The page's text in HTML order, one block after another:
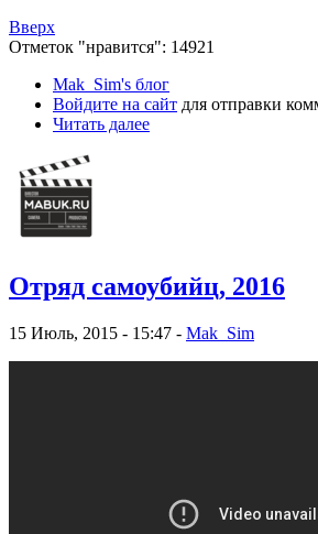
Вверх
Отметок "нравится": 14921
Mak_Sim's блог
Войдите на сайт для отправки
Читать далее
Отряд самоубийц, 2016
15 Июль, 2015 - 15:47 - Mak_Sim